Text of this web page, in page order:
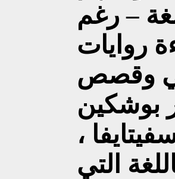
– رغم
روايات
وقصص
بوشكين
،
التي